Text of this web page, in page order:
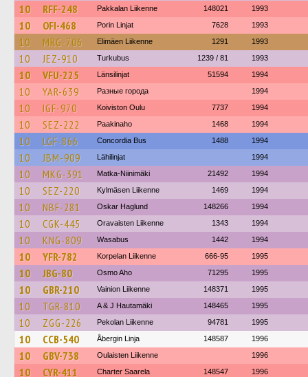
10 RFF-248 Pakkalan Liikenne 148021 1993
10 OFI-468 Porin Linjat 7628 1993
10 MRG-706 Elimäen Liikenne 1291 1993
10 JEZ-910 Turkubus 1239 / 81 1993
10 VFU-225 Länsilinjat 51594 1994
10 YAR-639 Разные города 1994
10 IGF-970 Koiviston Oulu 7737 1994
10 SEZ-222 Paakinaho 1468 1994
10 LGF-866 Concordia Bus 1488 1994
10 JBM-909 Lähilinjat 1994
10 MKG-391 Matka-Niinimäki 21492 1994
10 SEZ-220 Kylmäsen Liikenne 1469 1994
10 NBF-281 Oskar Haglund 148266 1994
10 CGK-445 Oravaisten Liikenne 1343 1994
10 KNG-809 Wasabus 1442 1994
10 YFR-782 Korpelan Liikenne 666-95 1995
10 JBG-80 Osmo Aho 71295 1995
10 GBR-210 Vainion Liikenne 148371 1995
10 TGR-810 A & J Hautamäki 148465 1995
10 ZGG-226 Pekolan Liikenne 94781 1995
10 CCB-540 Åbergin Linja 148587 1996
10 GBV-738 Oulaisten Liikenne 1996
10 CYR-411 Charter Saarela 148547 1996